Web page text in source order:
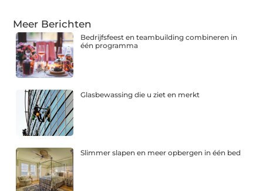
Meer Berichten
Bedrijfsfeest en teambuilding combineren in
één programma
Glasbewassing die u ziet en merkt
Slimmer slapen en meer opbergen in één bed